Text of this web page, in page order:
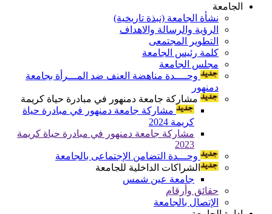
الجامعة
نشأة الجامعة (نبذة تاريخية)
الرؤية والرسالة والاهداف
التطوير المجتمعى
كلمة رئيس الجامعة
مجلس الجامعة
وحــــدة مناهضة العنف ضد المـــرأة بجامعة
دمنهور
مشاركة جامعة دمنهور في مبادرة حياة كريمة
مشاركة جامعة دمنهور في مبادرة حياة
كريمة 2024
مشاركة جامعة دمنهور في مبادرة حياة كريمة
2023
وحـــدة التضامن الإجتماعى بالجامعة
الشراكات الداخلية للجامعة
جامعة عين شمس
حقائق وأرقام
الإتصال بالجامعة